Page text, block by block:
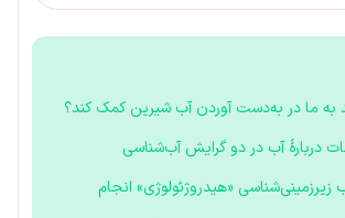
ما در به‌دست آوردن آب شیرین کمک کند؟
دربارهٔ آب در دو گرایش آب‌شناسی
زیرزمینی‌شناسی «هیدروژئولوژی» انجام